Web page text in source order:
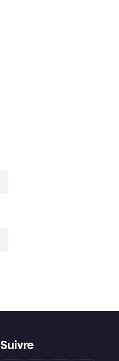
Suivre